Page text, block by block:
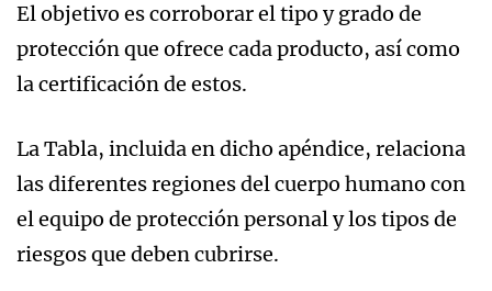
El objetivo es corroborar el tipo y grado de
protección que ofrece cada producto, así como
la certificación de estos.
La Tabla, incluida en dicho apéndice, relaciona
las diferentes regiones del cuerpo humano con
el equipo de protección personal y los tipos de
riesgos que deben cubrirse.